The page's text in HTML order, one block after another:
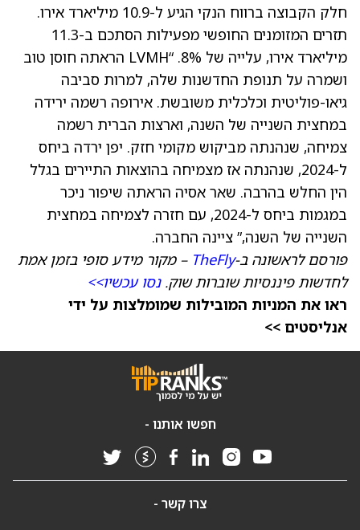
חלק הקבוצה ברווח הנקי הגיע ל-10.9 מיליארד אירו.
תזרים המזומנים החופשי מפעילות הסתכם ב-11.3
מיליארד אירו, עלייה של 8%. “LVMH הראתה חוסן טוב
ושמרה על תנופת החדשנות שלה, למרות סביבה
גיאו-פוליטית וכלכלית משובשת. אירופה רשמה ירידה
במחצית השנייה של השנה, וארצות הברית רשמה
צמיחה, שנהנתה מביקוש מקומי חזק. יפן ירדה ביחס
ל-2024, שנהנתה אז מצמיחה בהוצאות התיירים בגלל
הין החלש בהרבה. שאר אסיה הראתה שיפור ניכר
במגמות ביחס ל-2024, עם חזרה לצמיחה במחצית
השנייה של השנה,” ציינה החברה.
פורסם לראשונה ב-TheFly – מקור מידע סופי בזמן אמת
לחדשות פיננסיות שוברות שוק.נסו עכשיו>>
ראו את המניות המובילות שמומלצות על ידי
אנליסטים >>
חפשו אותנו -
צרו קשר -